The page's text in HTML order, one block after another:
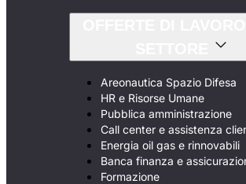
Areonautica Spazio Difesa
HR e Risorse Umane
Pubblica amministrazione
Call center e assistenza
Energia oil gas e rinnovabili
Banca finanza e
Formazione